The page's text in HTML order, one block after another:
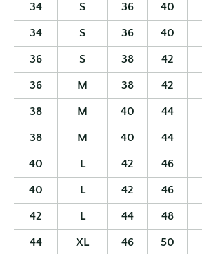
34 S 36 40
34 S 36 40
36 S 38 42
36 M 38 42
38 M 40 44
38 M 40 44
40 L 42 46
40 L 42 46
42 L 44 48
44 XL 46 50